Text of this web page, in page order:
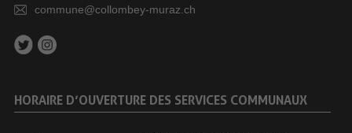
commune@collombey-muraz.ch
HORAIRE D’OUVERTURE DES SERVICES COMMUNAUX